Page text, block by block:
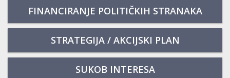
FINANCIRANJE POLITIČKIH STRANAKA
STRATEGIJA / AKCIJSKI PLAN
SUKOB INTERESA